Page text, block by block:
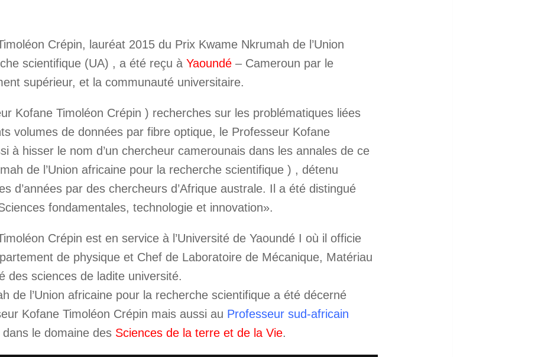
Crépin, lauréat 2015 du Prix Kwame Nkrumah de l’Union
scientifique (UA) , a été reçu à Yaoundé – Cameroun par le
supérieur, et la communauté universitaire.
Kofane Timoléon Crépin ) recherches sur les problématiques liées
volumes de données par fibre optique, le Professeur Kofane
à hisser le nom d’un chercheur camerounais dans les annales de ce
de l’Union africaine pour la recherche scientifique ) , détenu
d’années par des chercheurs d’Afrique australe. Il a été distingué
fondamentales, technologie et innovation».
Crépin est en service à l’Université de Yaoundé I où il officie
de physique et Chef de Laboratoire de Mécanique, Matériau
des sciences de ladite université.
de l’Union africaine pour la recherche scientifique a été décerné
Kofane Timoléon Crépin mais aussi au Professeur sud-africain
dans le domaine des Sciences de la terre et de la Vie.